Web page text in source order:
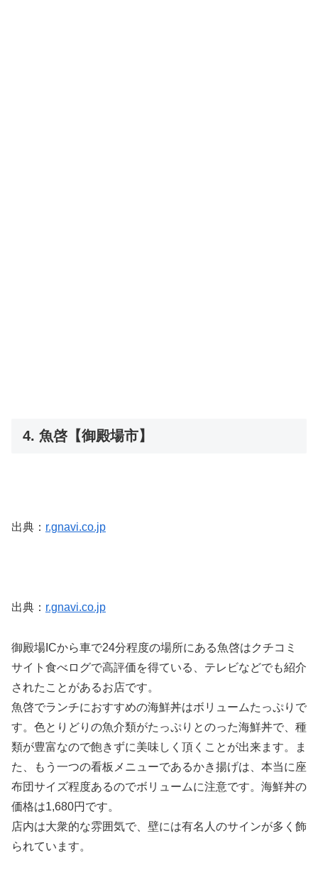
4. 魚啓【御殿場市】
出典： r.gnavi.co.jp
出典： r.gnavi.co.jp
御殿場ICから車で24分程度の場所にある魚啓はクチコミ
サイト食べログで高評価を得ている、テレビなどでも紹介
されたことがあるお店です。
魚啓でランチにおすすめの海鮮丼はボリュームたっぷりで
す。色とりどりの魚介類がたっぷりとのった海鮮丼で、種
類が豊富なので飽きずに美味しく頂くことが出来ます。ま
た、もう一つの看板メニューであるかき揚げは、本当に座
布団サイズ程度あるのでボリュームに注意です。海鮮丼の
価格は1,680円です。
店内は大衆的な雰囲気で、壁には有名人のサインが多く飾
られています。